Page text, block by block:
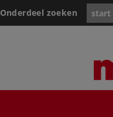
Onderdeel zoeken